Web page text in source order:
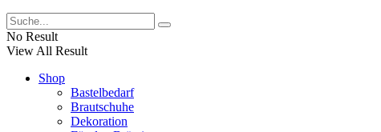
No Result
View All Result
Shop
Bastelbedarf
Brautschuhe
Dekoration